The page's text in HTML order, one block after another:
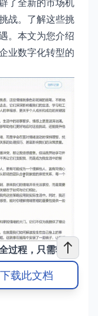
战。了解这些挑
。本文为您介绍
业数字化转型的
过程，只需输入
的见解转化为流
你心动，立即体
下载此文档